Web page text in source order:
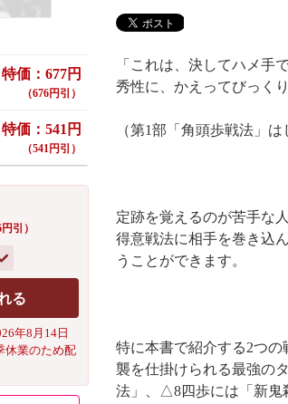
特価：677円
（676円引）
特価：541円
（541円引）
円引）
年8月14日
休業のため配
「これは、決してハメ手
秀性に、かえってびっく
（第1部「角頭歩戦法」は
定跡を覚えるのが苦手な
得意戦法に相手を巻き込
うことができます。
特に本書で紹介する2つ
襲を仕掛けられる最強の
法」、△8四歩には「新鬼